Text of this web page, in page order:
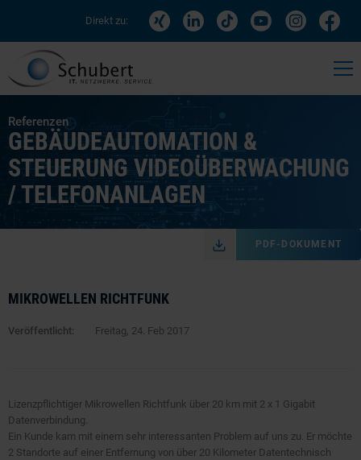
Direkt zu:
Referenzen
GEBÄUDEAUTOMATION &
STEUERUNG VIDEOÜBERWACHUNG
/ TELEFONANLAGEN
PDF-DOKUMENT
MIKROWELLEN RICHTFUNK
Veröffentlicht: Freitag, 24. Feb 2017
Lizenzpflichtiger Mikrowellen Richtfunk über 20 km mit 2 x 1 Gigabit
Datenverbindung.
Ein Kunde kam mit einem sehr interessanten Problem auf uns zu. Er möchte
2 Standorte auf einer Entfernung von über 20 Kilometer Datentechnisch